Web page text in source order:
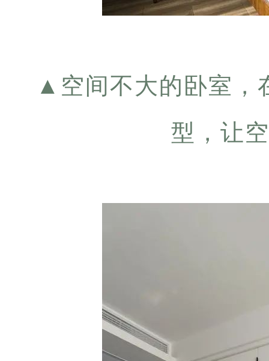
▲ 空间不大的卧室，
型，让